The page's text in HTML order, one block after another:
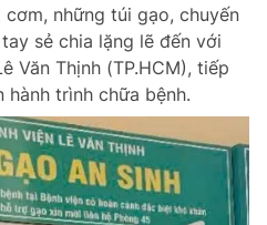
Tin 24h
Tin 360
những túi gạo, chuyến
sẻ chia lặng lẽ đến với
Văn Thịnh (TP.HCM), tiếp
trình chữa bệnh.